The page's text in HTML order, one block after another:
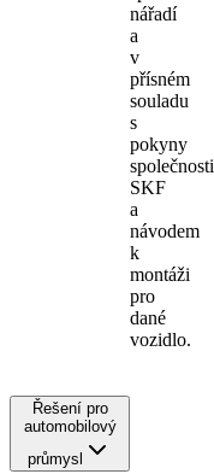
nářadí
a
v
přísném
souladu
s
pokyny
společnosti
SKF
a
návodem
k
montáži
pro
dané
vozidlo.
Řešení pro
automobilový
průmysl